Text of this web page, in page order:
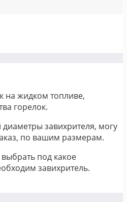
на жидком топливе,
горелок.
завихрителя, могу
по вашим размерам.
под какое
завихритель.